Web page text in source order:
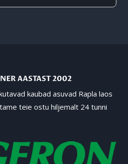
AASTAST 2002
kaubad asuvad Rapla laos
teie ostu hiljemalt 24 tunni